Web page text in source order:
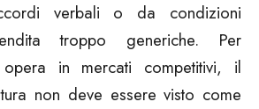
verbali o da condizioni
troppo generiche. Per
in mercati competitivi, il
non deve essere visto come